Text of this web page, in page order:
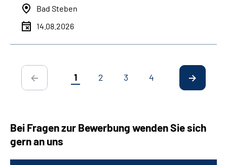
Bad Steben
14.08.2026
1 2 3 4
Bei Fragen zur Bewerbung wenden Sie sich
gern an uns